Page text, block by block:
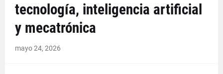
tecnología, inteligencia artificial
y mecatrónica
mayo 24, 2026